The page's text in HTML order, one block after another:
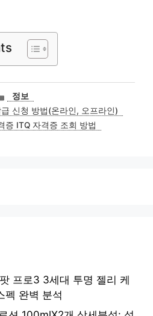
카
테
고
리
정보
신청 방법(온라인, 오프라인)
증 ITQ 자격증 조회 방법
프로3 3세대 투명 젤리 케
펙 완벽 분석